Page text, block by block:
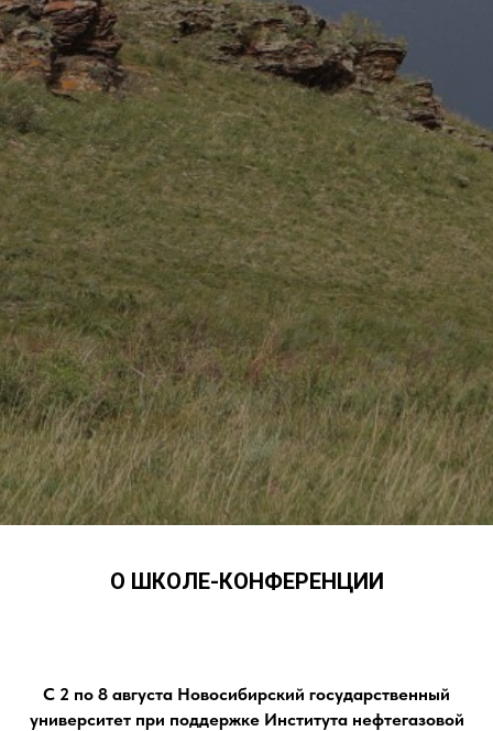
О ШКОЛЕ-КОНФЕРЕНЦИИ
С 2 по 8 августа Новосибирский государственный
университет при поддержке Института нефтегазовой